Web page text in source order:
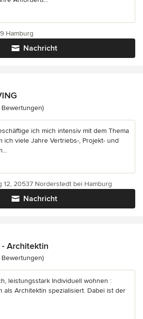
Nachricht
Hamburg
5 von 5 Sternen
Bewertungen)
ich mich intensiv mit dem Thema
ich viele Jahre Vertriebs-, Projekt- und
Nachricht
12, 20537 Norderstedt bei Hamburg
Architektin
5 von 5 Sternen
Bewertungen)
leistungsstark Individuell wohnen :
als Architektin spezialisiert. Dabei ist der